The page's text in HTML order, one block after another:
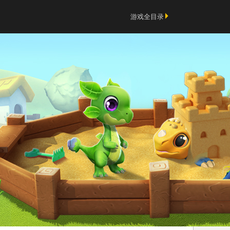
游戏全目录